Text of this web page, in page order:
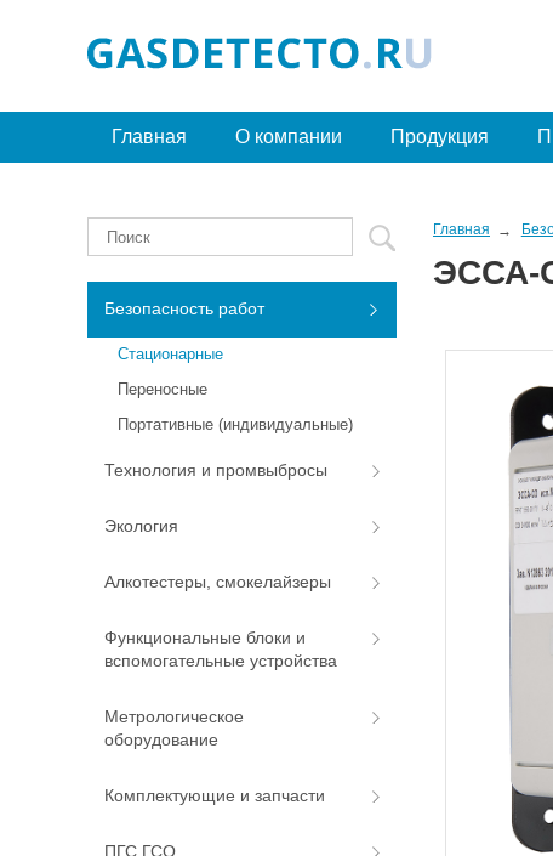
Главная О компании Продукция
Главная
ЭССА-
Безопасность работ
Стационарные
Переносные
Портативные (индивидуальные)
Технология и промвыбросы
Экология
Алкотестеры, смокелайзеры
Функциональные блоки и
вспомогательные устройства
Метрологическое
оборудование
Комплектующие и запчасти
ПГС ГСО